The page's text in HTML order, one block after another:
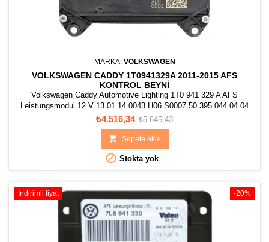
MARKA: VOLKSWAGEN
VOLKSWAGEN CADDY 1T0941329A 2011-2015 AFS
KONTROL BEYNI
Volkswagen Caddy Automotive Lighting 1T0 941 329 A AFS
Leistungsmodul 12 V 13.01.14 0043 H06 S0007 50 395 044 04 04
1307 329 332 03 10EEG110147 Made in Spain ALN 002
Fiyat
₺4.516,34 Normal
fiyat
₺5.645,43
 Sepete ekle
 Stokta yok
-20%
İndirimli fiyat